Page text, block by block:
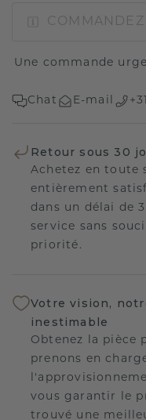
Une commande
Chat E-mail
Retour sous 30
Achetez en toute
entièrement
dans un délai de
service sans
priorité.
Votre vision,
inestimable
Obtenez la pièce
prenons en
vous garantir le
trouvé une